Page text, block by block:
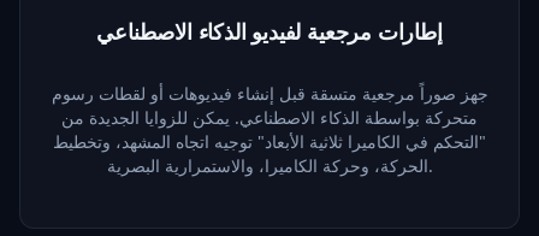
إطارات مرجعية لفيديو الذكاء الاصطناعي
جهز صوراً مرجعية متسقة قبل إنشاء فيديوهات أو لقطات رسوم
متحركة بواسطة الذكاء الاصطناعي. يمكن للزوايا الجديدة من
"التحكم في الكاميرا ثلاثية الأبعاد" توجيه اتجاه المشهد، وتخطيط
الحركة، وحركة الكاميرا، والاستمرارية البصرية.